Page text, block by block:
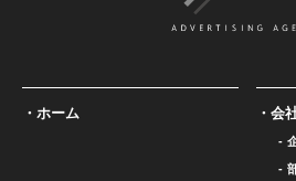
ホーム 会